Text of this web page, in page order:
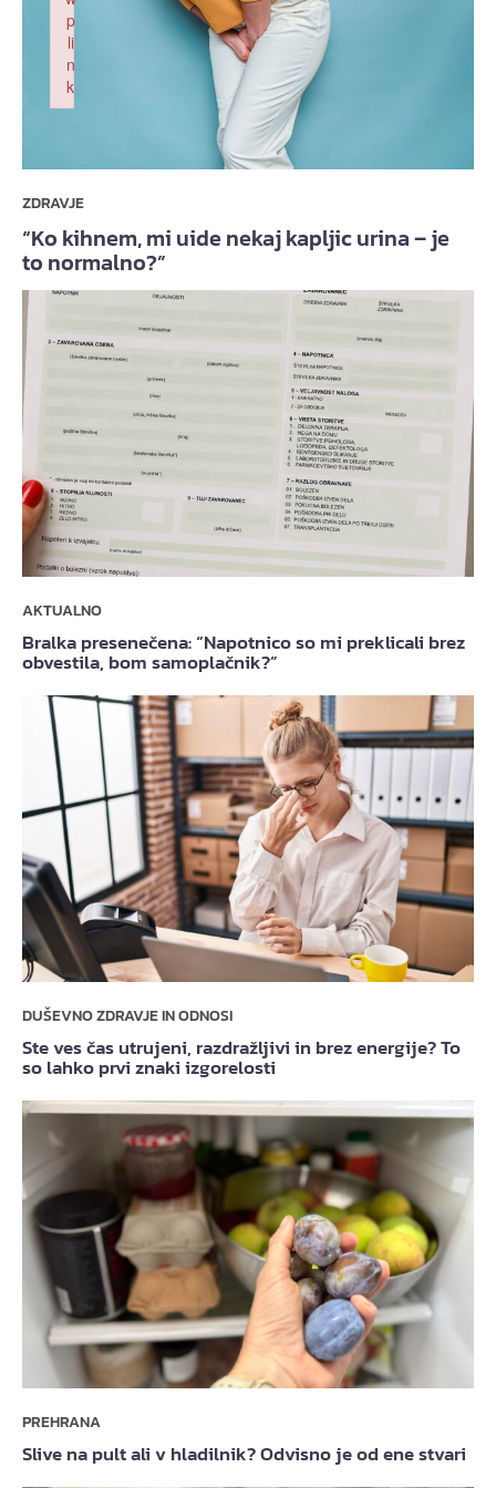
ZDRAVJE
“Ko kihnem, mi uide nekaj kapljic urina – je
to normalno?”
AKTUALNO
Bralka presenečena: “Napotnico so mi preklicali brez
obvestila, bom samoplačnik?”
DUŠEVNO ZDRAVJE IN ODNOSI
Ste ves čas utrujeni, razdražljivi in brez energije? To
so lahko prvi znaki izgorelosti
PREHRANA
Slive na pult ali v hladilnik? Odvisno je od ene stvari
p
li
n
k
Failed to initialize plugin: wplink